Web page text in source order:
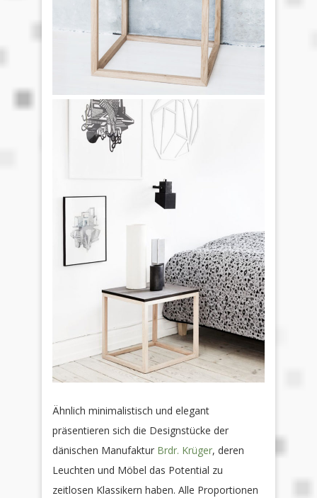
Ähnlich minimalistisch und elegant
präsentieren sich die Designstücke der
dänischen Manufaktur Brdr. Krüger, deren
Leuchten und Möbel das Potential zu
zeitlosen Klassikern haben. Alle Proportionen